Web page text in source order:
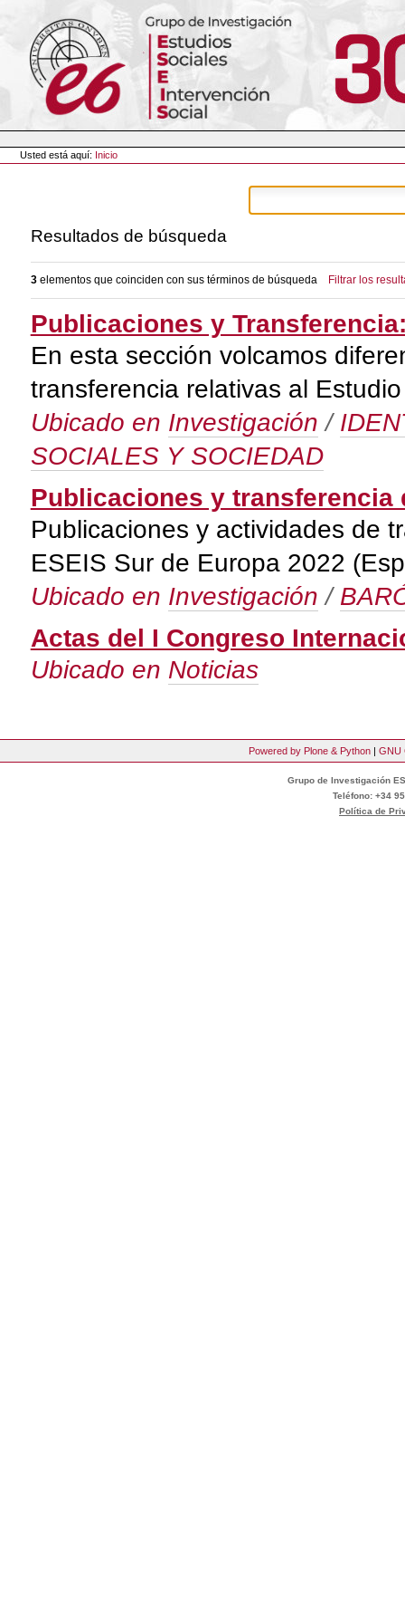
contenido.
navegación
Herramientas
Personales
Usted está aquí: Inicio
Resultados de búsqueda
3elementos que coinciden con sus términos de búsqueda Filtrar los
Publicaciones y
En esta sección volcamos
transferencia relativas al
Ubicado en Investigación /
SOCIALES Y SOCIEDAD
Publicaciones y transferencia
Publicaciones y actividades de
ESEIS Sur de Europa 2022
Ubicado en Investigación /
Actas del I Congreso
Ubicado en Noticias
Powered by Plone & Python | GNU
Grupo de Investigación
Teléfono: +34
Política de